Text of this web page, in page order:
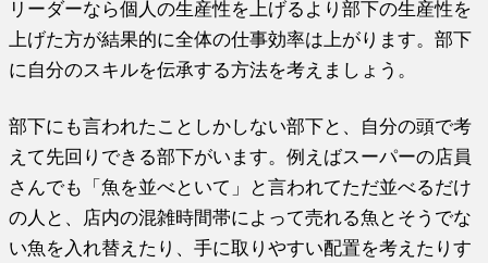
リーダーなら個人の生産性を上げるより部下の生産性を
上げた方が結果的に全体の仕事効率は上がります。部下
に自分のスキルを伝承する方法を考えましょう。
部下にも言われたことしかしない部下と、自分の頭で考
えて先回りできる部下がいます。例えばスーパーの店員
さんでも「魚を並べといて」と言われてただ並べるだけ
の人と、店内の混雑時間帯によって売れる魚とそうでな
い魚を入れ替えたり、手に取りやすい配置を考えたりす